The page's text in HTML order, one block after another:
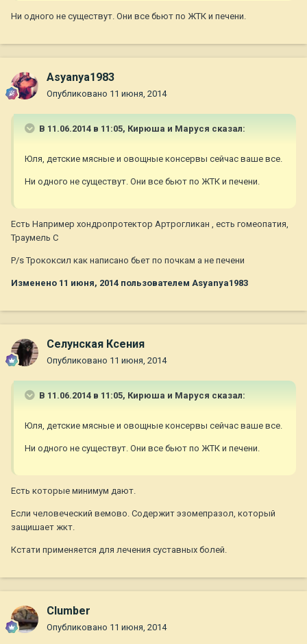
Ни одного не существут. Они все бьют по ЖТК и печени.
Asyanya1983
Опубликовано 11 июня, 2014
В 11.06.2014 в 11:05, Кирюша и Маруся сказал:
Юля, детские мясные и овощные консервы сейчас ваше все.
Ни одного не существут. Они все бьют по ЖТК и печени.
Есть Например хондропротектор Артрогликан , есть гомеопатия,
Траумель С
P/s Трококсил как написано бьет по почкам а не печени
Изменено 11 июня, 2014 пользователем Asyanya1983
Селунская Ксения
Опубликовано 11 июня, 2014
В 11.06.2014 в 11:05, Кирюша и Маруся сказал:
Юля, детские мясные и овощные консервы сейчас ваше все.
Ни одного не существут. Они все бьют по ЖТК и печени.
Есть которые минимум дают.
Если человеческий вемово. Содержит эзомепразол, который
защишает жкт.
Кстати применяется для лечения суставных болей.
Clumber
Опубликовано 11 июня, 2014